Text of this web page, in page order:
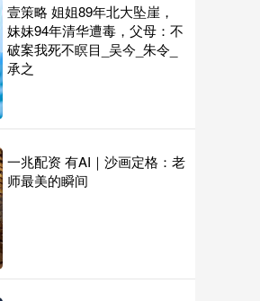
壹策略 姐姐89年北大坠崖，
妹妹94年清华遭毒，父母：不
破案我死不瞑目_吴今_朱令_
承之
一兆配资 有AI｜沙画定格：老
师最美的瞬间